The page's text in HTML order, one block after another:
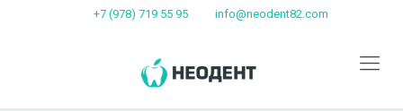
+7 (978) 719 55 95 info@neodent82.com